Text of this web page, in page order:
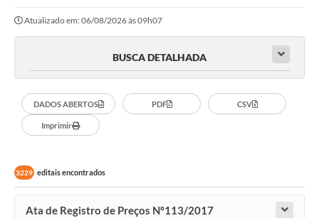
Atualizado em: 06/08/2026 às 09h07
BUSCA DETALHADA
DADOS ABERTOS PDF CSV
Imprimir
3229 editais encontrados
Ata de Registro de Preços Nº113/2017